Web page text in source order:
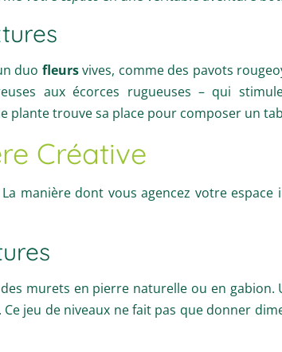
duo fleursvives, comme des pavots
aux écorces rugueuses – qui
plante trouve sa place pour composer un
Créative
manière dont vous agencez votre espace
murets en pierre naturelle ou en gabion.
jeu de niveaux ne fait pas que donner